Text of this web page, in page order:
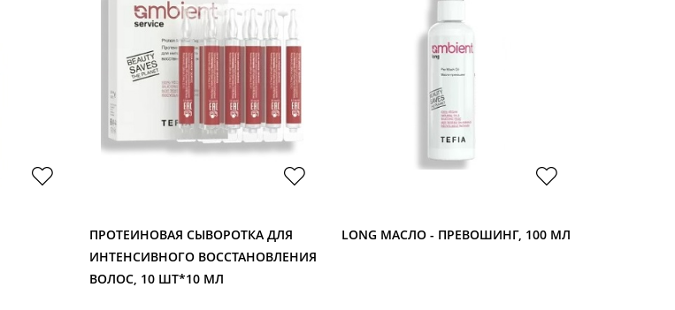
ПРОТЕИНОВАЯ СЫВОРОТКА ДЛЯ
ИНТЕНСИВНОГО ВОССТАНОВЛЕНИЯ
ВОЛОС, 10 ШТ*10 МЛ
LONG МАСЛО - ПРЕВОШИНГ, 100 МЛ